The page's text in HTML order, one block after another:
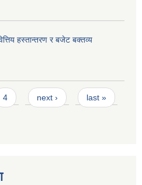
हस्तान्तरण र बजेट बक्तव्य
4 next › last »